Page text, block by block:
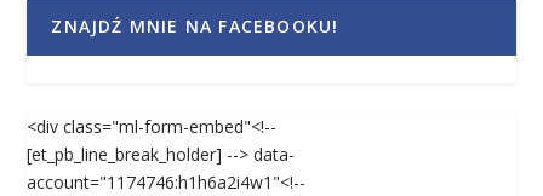
ZNAJDŹ MNIE NA FACEBOOKU!
<div class="ml-form-embed"<!--
[et_pb_line_break_holder] --> data-
account="1174746:h1h6a2i4w1"<!--